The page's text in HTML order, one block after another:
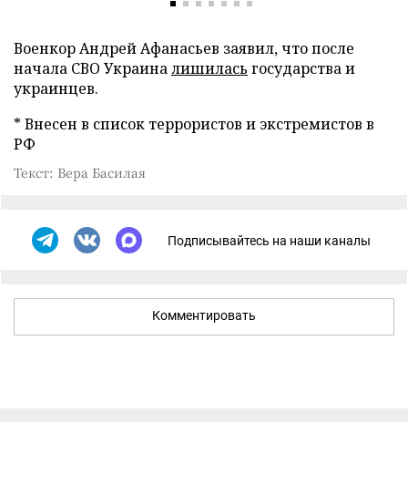
Военкор Андрей Афанасьев заявил, что после
начала СВО Украиналишилась государства и
украинцев.
* Внесен в список террористов и экстремистов в
РФ
Текст: Вера Басилая
Подписывайтесь на наши каналы
Комментировать